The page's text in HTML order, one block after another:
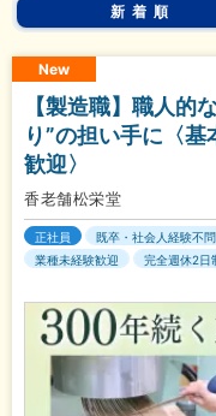
新着順
New
【製造職】職人的
り”の担い手に〈
歓迎〉
香老舗松栄堂
正社員 既卒・社会人経験不問
業種未経験歓迎
完全週休2日